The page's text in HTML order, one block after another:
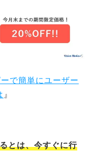
で簡単にユーザー
』
とは、今すぐに行